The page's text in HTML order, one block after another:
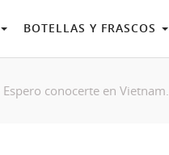
BOTELLAS Y FRASCOS
Espero conocerte en Vietnam.